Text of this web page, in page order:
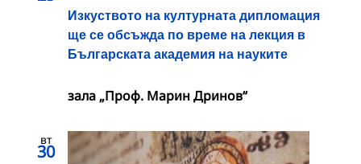
Изкуството на културната дипломация
ще се обсъжда по време на лекция в
Българската академия на науките
зала „Проф. Марин Дринов“
вт
30